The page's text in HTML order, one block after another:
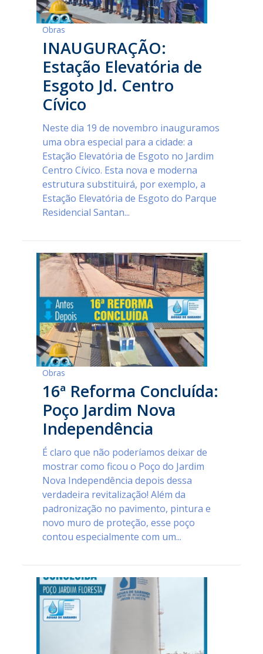
Obras
INAUGURAÇÃO:
Estação Elevatória de
Esgoto Jd. Centro
Cívico
Neste dia 19 de novembro inauguramos
uma obra especial para a cidade: a
Estação Elevatória de Esgoto no Jardim
Centro Cívico. Esta nova e moderna
estrutura substituirá, por exemplo, a
Estação Elevatória de Esgoto do Parque
Residencial Santan...
Obras
16ª Reforma Concluída:
Poço Jardim Nova
Independência
É claro que não poderíamos deixar de
mostrar como ficou o Poço do Jardim
Nova Independência depois dessa
verdadeira revitalização! Além da
padronização no pavimento, pintura e
novo muro de proteção, esse poço
contou especialmente com um...